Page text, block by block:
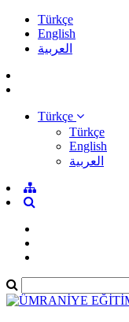
Türkçe
English
العربية
Türkçe
Türkçe
English
العربية